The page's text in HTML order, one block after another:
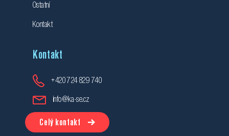
Ostatní
Kontakt
Kontakt
+420 724 829 740
info@ka-se.cz
Celý kontakt